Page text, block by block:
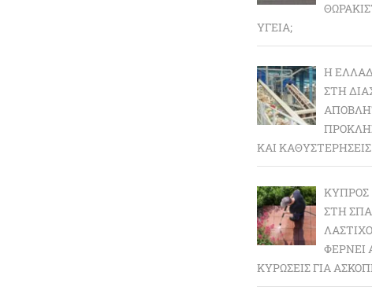
ΥΓΕΊΑ;
Η
ΣΤΗ
ΚΑΙ ΚΑΘΥΣΤΕΡΉΣΕΙΣ
ΚΎΠΡΟΣ
ΣΤΗ
ΦΈΡΝΕΙ
ΚΥΡΏΣΕΙΣ ΓΙΑ